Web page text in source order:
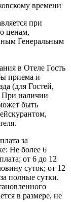
времени
при
ценам,
Генеральным
в Отеле Гость
приема и
(для Гостей,
При наличии
быть
за
Не более 6
от 6 до 12
суток; от 12
полные сутки.
в размере, не